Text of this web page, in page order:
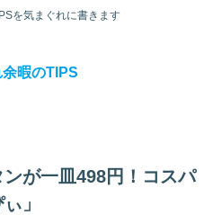
を気まぐれに書きます
暇のTIPS
ンが一皿498円！コスパ
」